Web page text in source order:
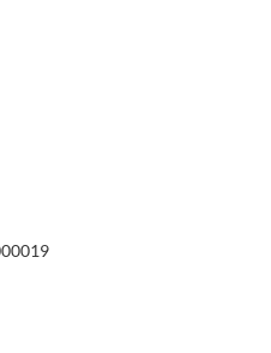
Aníbal Cavaco Silva na sessão de abertura
Aníbal Cavaco Silva na cerimónia de
Aníbal Cavaco Silva no colóquio em
Aníbal Cavaco Silva na sessão de
Aníbal Cavaco Silva na inauguração da
Aníbal Cavaco Silva na sessão